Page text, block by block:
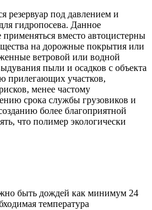
резервуар под давлением и
гидропосева. Данное
вместо автоцистерны
на дорожные покрытия или
ветровой или водной
пыли и осадков с объекта
прилегающих участков,
менее частому
срока службы грузовиков и
более благоприятной
что полимер экологически
быть дождей как минимум 24
температура